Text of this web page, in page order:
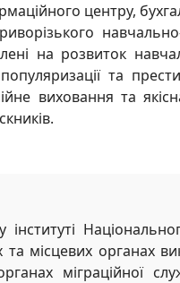
центру,
на розвиток
та
виховання та
місцевих органах
міграційної